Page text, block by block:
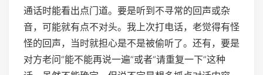
通话时能看出点门道。要是听到不寻常的回声或杂
音，可能就有点不对头。我上次打电话，老觉得有怪
怪的回声，当时就担心是不是被偷听了。还有，要是
对方老问“能不能再说一遍”或者“请重复一下”这种